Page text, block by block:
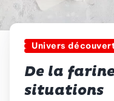
Univers
De la
situations